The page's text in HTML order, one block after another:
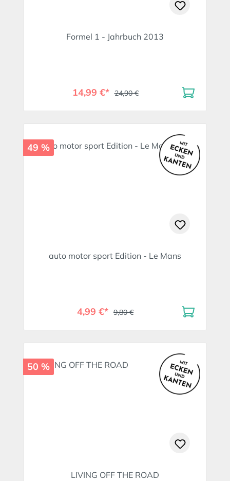
Formel 1 - Jahrbuch 2013
14,99 €* 24,90 €
49 %
auto motor sport Edition - Le Mans
4,99 €* 9,80 €
50 %
LIVING OFF THE ROAD